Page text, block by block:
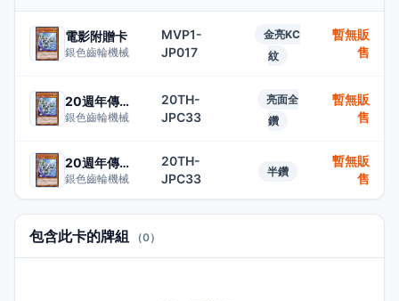
電影附贈卡
銀色齒輪機械
MVP1-
JP017
金亮KC
紋
暫無販
售
20週年傳說收藏
銀色齒輪機械
20TH-
JPC33
亮面全
鑽
暫無販
售
20週年傳說收藏
銀色齒輪機械
20TH-
JPC33
半鑽
暫無販
售
包含此卡的牌組 （0）